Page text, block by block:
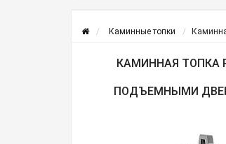
Каминные топки
КАМИННАЯ ТОПКА
ПОДЪЕМНЫМИ